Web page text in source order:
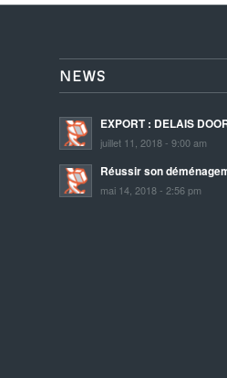
NEWS
EXPORT : DELAIS
juillet 11, 2018 - 9:00 am
Réussir son
mai 14, 2018 - 2:56 pm